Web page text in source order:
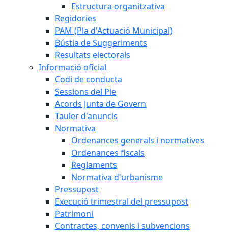
Estructura organitzativa
Regidories
PAM (Pla d'Actuació Municipal)
Bústia de Suggeriments
Resultats electorals
Informació oficial
Codi de conducta
Sessions del Ple
Acords Junta de Govern
Tauler d'anuncis
Normativa
Ordenances generals i normatives
Ordenances fiscals
Reglaments
Normativa d'urbanisme
Pressupost
Execució trimestral del pressupost
Patrimoni
Contractes, convenis i subvencions